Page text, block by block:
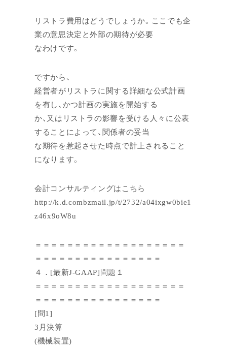
リストラ費用はどうでしょうか。ここでも企
業の意思決定と外部の期待が必要
なわけです。
ですから、
経営者がリストラに関する詳細な公式計画
を有し、かつ計画の実施を開始する
か、又はリストラの影響を受ける人々に公表
することによって、関係者の妥当
な期待を惹起させた時点で計上されること
になります。
会計コンサルティングはこちら
http://k.d.combzmail.jp/t/2732/a04ixgw0bie1
z46x9oW8u
＝＝＝＝＝＝＝＝＝＝＝＝＝＝＝＝＝＝＝
＝＝＝＝＝＝＝＝＝＝＝＝＝＝＝＝
４．[最新J-GAAP]問題１
＝＝＝＝＝＝＝＝＝＝＝＝＝＝＝＝＝＝＝
＝＝＝＝＝＝＝＝＝＝＝＝＝＝＝＝
[問1]
3月決算
(機械装置)